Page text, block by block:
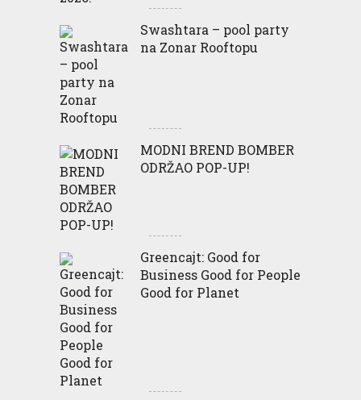
Swashtara – pool party
na Zonar Rooftopu
MODNI BREND BOMBER
ODRŽAO POP-UP!
Greencajt: Good for
Business Good for People
Good for Planet